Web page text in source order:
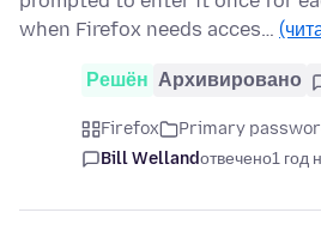
when Firefox needs acces…
Решён Архивировано
Firefox Primary
Bill Wellandотвечено1 год